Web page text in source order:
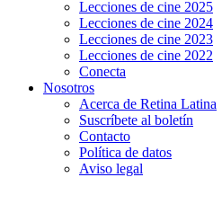
Lecciones de cine 2025
Lecciones de cine 2024
Lecciones de cine 2023
Lecciones de cine 2022
Conecta
Nosotros
Acerca de Retina Latina
Suscríbete al boletín
Contacto
Política de datos
Aviso legal